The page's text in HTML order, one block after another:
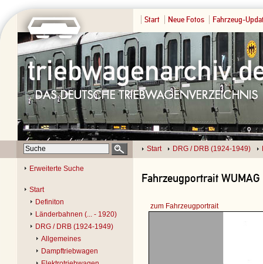
Start Neue Fotos Fahrzeug-
Start DRG / DRB (1924-1949)
Erweiterte Suche
Start
Definiton
Länderbahnen (... - 1920)
DRG / DRB (1924-1949)
Allgemeines
Dampftriebwagen
Fahrzeugportrait WUMAG
zum Fahrzeugportrait